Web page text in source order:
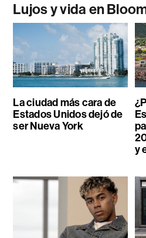
Lujos y vida en
La ciudad más cara de
Estados Unidos dejó de
ser Nueva York
y